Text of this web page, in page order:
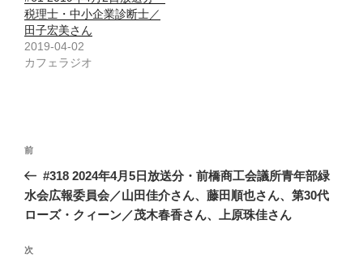
税理士・中小企業診断士／
田子宏美さん
2019-04-02
カフェラジオ
投
ナ
ビ
ー
前
の
投
稿
前
#318 2024年4月5日放送分・前橋商工会議所青年部緑
水会広報委員会／山田佳介さん、藤田順也さん、第30代
ローズ・クィーン／茂木春香さん、上原珠佳さん
次
次